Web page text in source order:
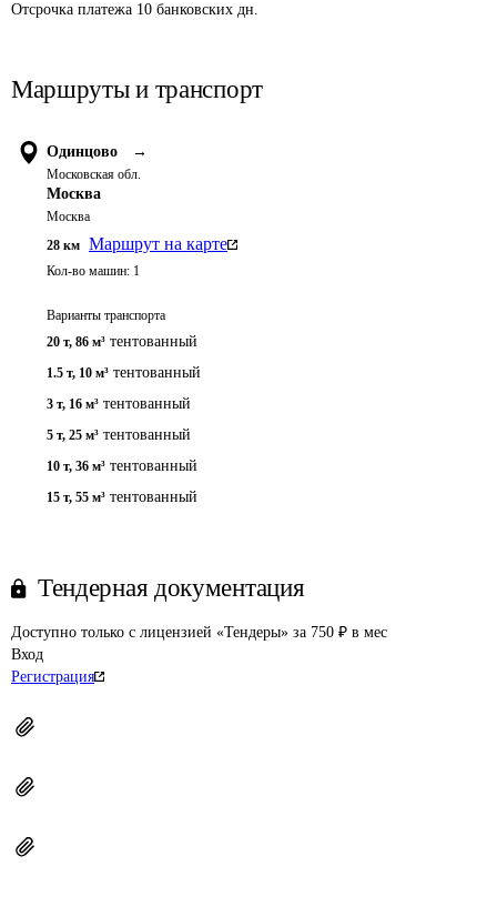
Отсрочка платежа 10 банковских дн.
Маршруты и транспорт
Одинцово →
Московская обл.
Москва
Москва
28 км Маршрут на карте
Кол-во машин: 1
Варианты транспорта
20 т, 86 м³ тентованный
1.5 т, 10 м³ тентованный
3 т, 16 м³ тентованный
5 т, 25 м³ тентованный
10 т, 36 м³ тентованный
15 т, 55 м³ тентованный
Тендерная документация
Доступно только с лицензией «Тендеры» за 750 ₽ в мес
Вход
Регистрация